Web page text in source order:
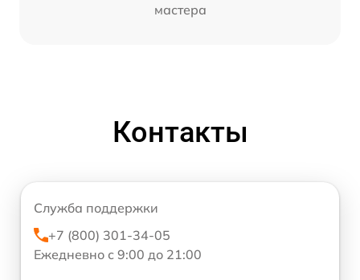
мастера
Контакты
Служба поддержки
+7 (800) 301-34-05
Ежедневно с 9:00 до 21:00